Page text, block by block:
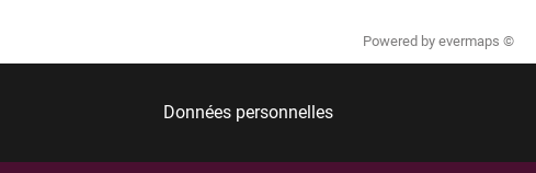
Powered by evermaps ©
Données personnelles